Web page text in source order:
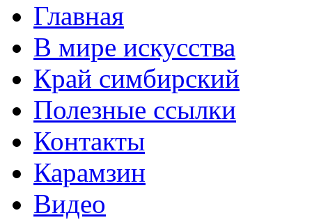
Главная
В мире искусства
Край симбирский
Полезные ссылки
Контакты
Карамзин
Видео